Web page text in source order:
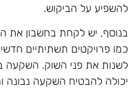
על הביקוש.
יש לקחת בחשבון את
פרויקטים תשתיתיים
את פני השוק. השקעה
להבטיח השקעה נבונה